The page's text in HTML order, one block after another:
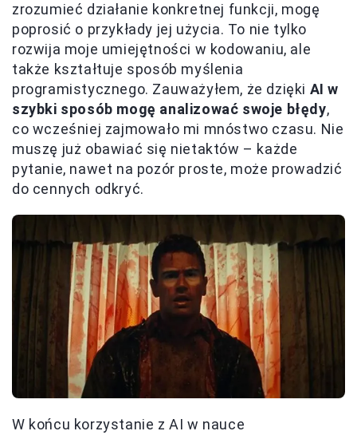
zrozumieć działanie konkretnej funkcji, mogę
poprosić o przykłady jej użycia. To nie tylko
rozwija moje umiejętności w kodowaniu, ale
także kształtuje sposób myślenia
programistycznego. Zauważyłem, że dzięki AI w
szybki sposób mogę analizować swoje błędy,
co wcześniej zajmowało mi mnóstwo czasu. Nie
muszę już obawiać się nietaktów – każde
pytanie, nawet na pozór proste, może prowadzić
do cennych odkryć.
W końcu korzystanie z AI w nauce